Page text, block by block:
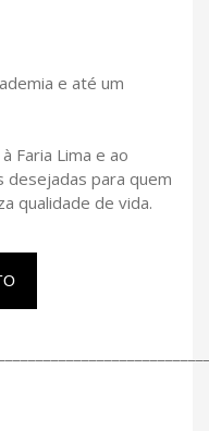
e até um
Faria Lima e ao
desejadas para quem
qualidade de vida.